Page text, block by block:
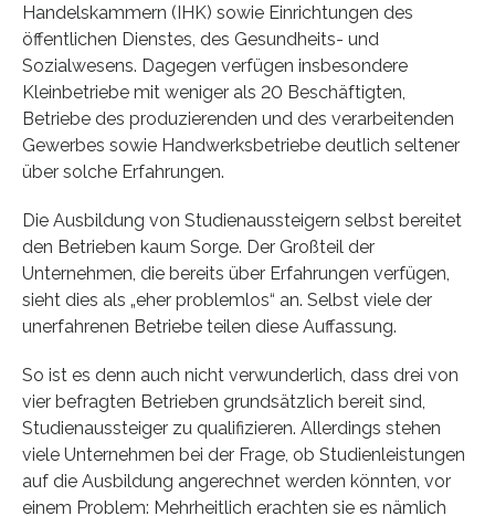
Handelskammern (IHK) sowie Einrichtungen des
öffentlichen Dienstes, des Gesundheits- und
Sozialwesens. Dagegen verfügen insbesondere
Kleinbetriebe mit weniger als 20 Beschäftigten,
Betriebe des produzierenden und des verarbeitenden
Gewerbes sowie Handwerksbetriebe deutlich seltener
über solche Erfahrungen.
Die Ausbildung von Studienaussteigern selbst bereitet
den Betrieben kaum Sorge. Der Großteil der
Unternehmen, die bereits über Erfahrungen verfügen,
sieht dies als „eher problemlos“ an. Selbst viele der
unerfahrenen Betriebe teilen diese Auffassung.
So ist es denn auch nicht verwunderlich, dass drei von
vier befragten Betrieben grundsätzlich bereit sind,
Studienaussteiger zu qualifizieren. Allerdings stehen
viele Unternehmen bei der Frage, ob Studienleistungen
auf die Ausbildung angerechnet werden könnten, vor
einem Problem: Mehrheitlich erachten sie es nämlich